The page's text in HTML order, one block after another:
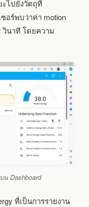
ะไปยังวัตถุที่
อร์พบว่าค่า motion
วินาที โดยความ
น Dashboard
ที่เป็นการรายงาน